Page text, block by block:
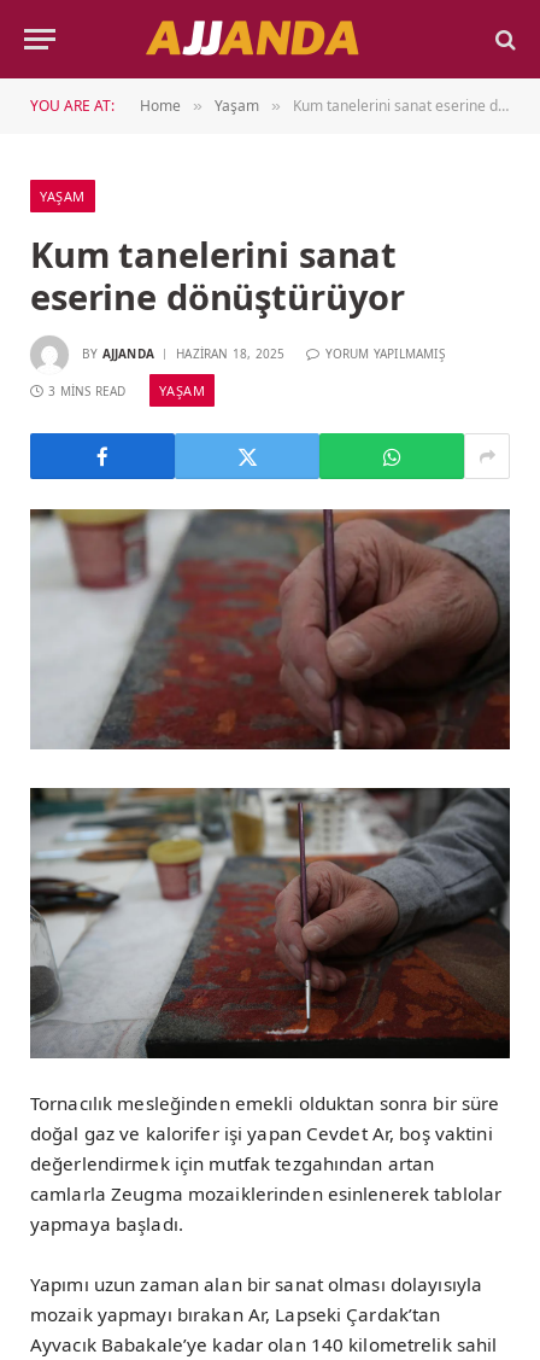
YOU ARE AT: Home » Yaşam » Kum tanelerini sanat eserine dönüştürüyor
YAŞAM
Kum tanelerini sanat
eserine dönüştürüyor
BY AJJANDA HAZIRAN 18, 2025 YORUM YAPILMAMIŞ
3 MINS READ YAŞAM
Tornacılık mesleğinden emekli olduktan sonra bir süre
doğal gaz ve kalorifer işi yapan Cevdet Ar, boş vaktini
değerlendirmek için mutfak tezgahından artan
camlarla Zeugma mozaiklerinden esinlenerek tablolar
yapmaya başladı.
Yapımı uzun zaman alan bir sanat olması dolayısıyla
mozaik yapmayı bırakan Ar, Lapseki Çardak’tan
Ayvacık Babakale’ye kadar olan 140 kilometrelik sahil